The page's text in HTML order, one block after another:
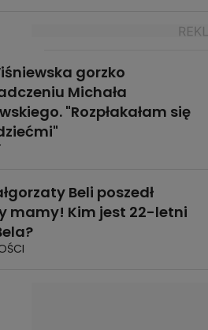
gorzko
Michała
"Rozpłakałam się
Beli poszedł
mamy! Kim jest 22-letni